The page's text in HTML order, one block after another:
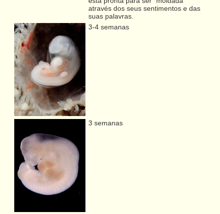
através dos seus sentimentos e das
suas palavras.
3-4 semanas
3 semanas